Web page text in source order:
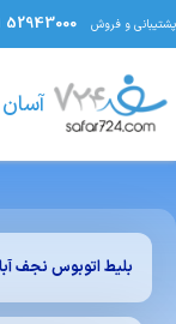
پشتیبانی و فروش 52943000
بلیط اتوبوسنجف